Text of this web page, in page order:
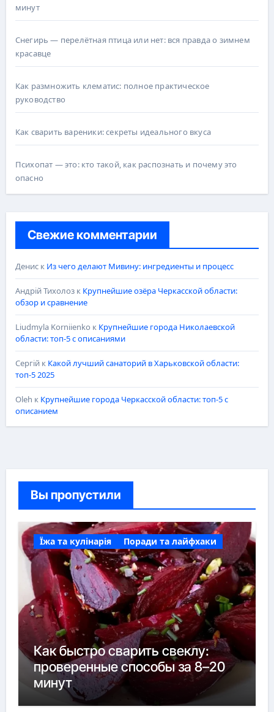
минут
Снегирь — перелётная птица или нет: вся правда о зимнем
красавце
Как размножить клематис: полное практическое
руководство
Как сварить вареники: секреты идеального вкуса
Психопат — это: кто такой, как распознать и почему это
опасно
Свежие комментарии
Дениск Из чего делают Мивину: ингредиенты и процесс
Андрій Тихолозк Крупнейшие озёра Черкасской области:
обзор и сравнение
Liudmyla Korniienko к Крупнейшие города Николаевской
области: топ-5 с описаниями
Сергійк Какой лучший санаторий в Харьковской области:
топ-5 2025
Oleh к Крупнейшие города Черкасской области: топ-5 с
описанием
Вы пропустили
Їжа та кулінарія Поради та лайфхаки
Как быстро сварить свеклу:
проверенные способы за 8–20
минут